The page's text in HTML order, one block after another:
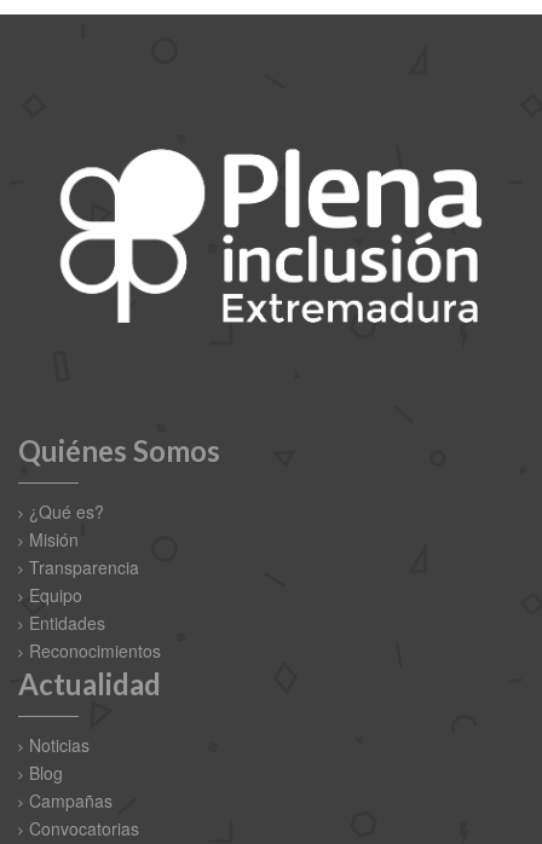
Quiénes Somos
¿Qué es?
Misión
Transparencia
Equipo
Entidades
Reconocimientos
Actualidad
Noticias
Blog
Campañas
Convocatorias